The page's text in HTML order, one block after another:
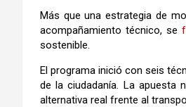
Más que una estrategia de
acompañamiento técnico, se
sostenible.
El programa inició con seis
de la ciudadanía. La apuesta
alternativa real frente al